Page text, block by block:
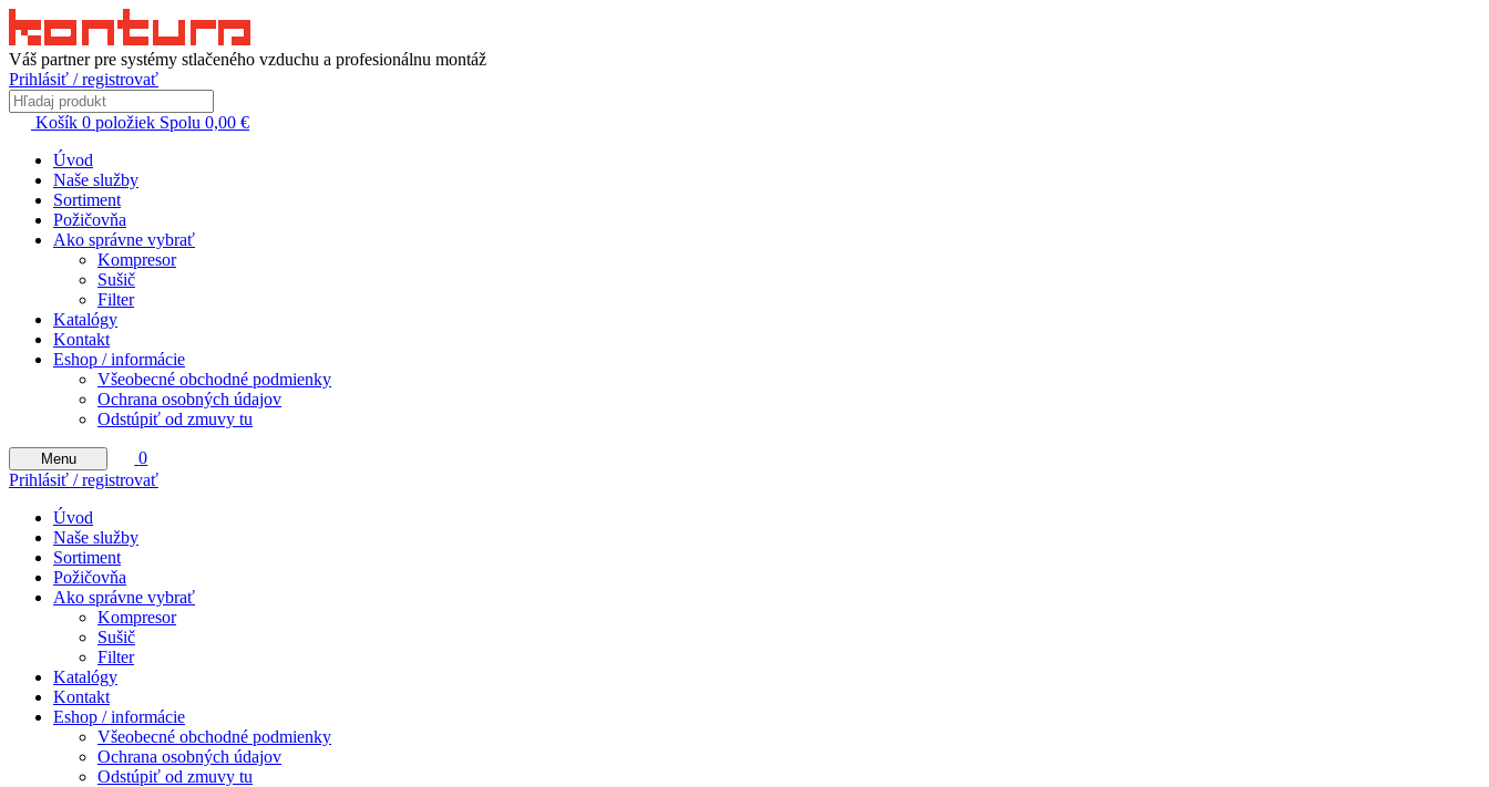
Váš partner pre systémy stlačeného vzduchu a profesionálnu montáž
Prihlásiť / registrovať
Košík 0 položiek Spolu 0,00 €
Úvod
Naše služby
Sortiment
Požičovňa
Ako správne vybrať
Kompresor
Sušič
Filter
Katalógy
Kontakt
Eshop / informácie
Všeobecné obchodné podmienky
Ochrana osobných údajov
Odstúpiť od zmuvy tu
Menu
0
Prihlásiť / registrovať
Úvod
Naše služby
Sortiment
Požičovňa
Ako správne vybrať
Kompresor
Sušič
Filter
Katalógy
Kontakt
Eshop / informácie
Všeobecné obchodné podmienky
Ochrana osobných údajov
Odstúpiť od zmuvy tu